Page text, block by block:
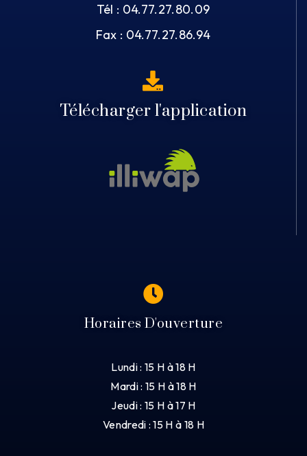
Tél : 04.77.27.80.09
Fax : 04.77.27.86.94
Télécharger l'application
Horaires D'ouverture
Lundi : 15 H à 18 H
Mardi : 15 H à 18 H
Jeudi : 15 H à 17 H
Vendredi : 15 H à 18 H